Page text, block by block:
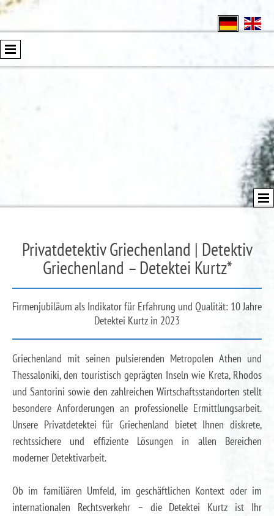
Privatdetektiv Griechenland | Detektiv
Griechenland – Detektei Kurtz*
Firmenjubiläum als Indikator für Erfahrung und Qualität: 10 Jahre
Detektei Kurtz in 2023
Griechenland mit seinen pulsierenden Metropolen Athen und
Thessaloniki, den touristisch geprägten Inseln wie Kreta, Rhodos
und Santorini sowie den zahlreichen Wirtschaftsstandorten stellt
besondere Anforderungen an professionelle Ermittlungsarbeit.
Unsere Privatdetektei für Griechenland bietet Ihnen diskrete,
rechtssichere und effiziente Lösungen in allen Bereichen
moderner Detektivarbeit.
Ob im familiären Umfeld, im geschäftlichen Kontext oder im
internationalen Rechtsverkehr – die Detektei Kurtz ist Ihr